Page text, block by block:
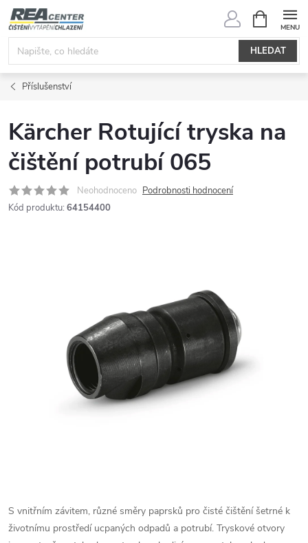
Přejít
na
obsah
HLEDAT
NÁKUPNÍ
KOŠÍK
Příslušenství
Kärcher Rotující tryska na
čištění potrubí 065
Neohodnoceno Podrobnosti hodnocení
Kód produktu: 64154400
S vnitřním závitem, různé směry paprsků pro čisté čištění šetrné k
životnímu prostředí ucpaných odpadů a potrubí. Tryskové otvory